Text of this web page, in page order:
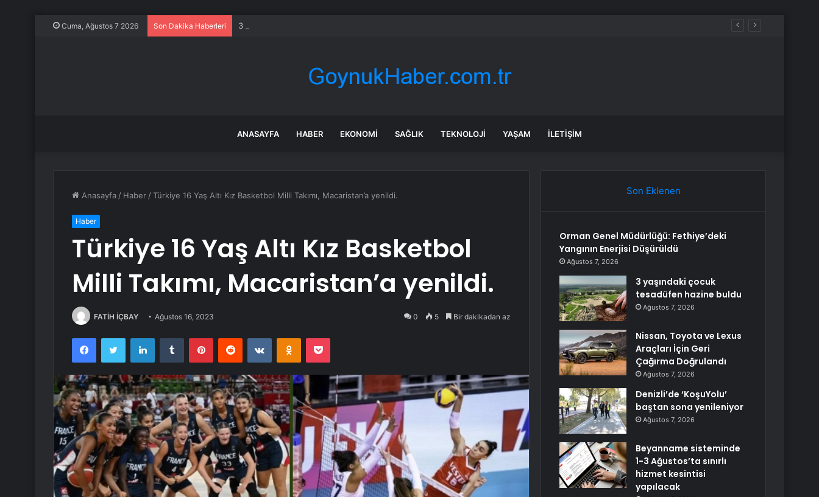
Cuma, Ağustos 7 2026 Son Dakika Haberleri 3 yaşındaki çocuk tesadüfen hazine buldu
ANASAYFA HABER EKONOMI SAĞLIK TEKNOLOJI YAŞAM İLETIŞIM
Anasayfa / Haber /Türkiye 16 Yaş Altı Kız Basketbol Milli Takımı, Macaristan’a yenildi.
Haber
Türkiye 16 Yaş Altı Kız Basketbol
Milli Takımı, Macaristan’a yenildi.
FATİH İÇBAY Ağustos 16, 2023 0 5 Bir dakikadan az
FacebookTwitter LinkedInTumblr PinterestReddit VKontakteOdnoklassniki
Pocket
Son Eklenen
Orman Genel Müdürlüğü: Fethiye’deki
Yangının Enerjisi Düşürüldü
Ağustos 7, 2026
3 yaşındaki çocuk
tesadüfen hazine buldu
Ağustos 7, 2026
Nissan, Toyota ve Lexus
Araçları İçin Geri
Çağırma Doğrulandı
Ağustos 7, 2026
Denizli’de ‘KoşuYolu’
baştan sona yenileniyor
Ağustos 7, 2026
Beyanname sisteminde
1-3 Ağustos’ta sınırlı
hizmet kesintisi
yapılacak